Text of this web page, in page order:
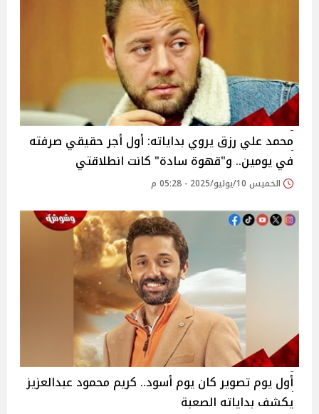
محمد علي رزق يروي بداياته: أول أجر حقيقي صرفته
في يومين.. و"قهوة سادة" كانت انطلاقتي‎
الخميس 10/يوليو/2025 - 05:28 م
أول يوم تصوير كان يوم أسود.. كريم محمود عبدالعزيز
يكشف بداياته الصعبة‎